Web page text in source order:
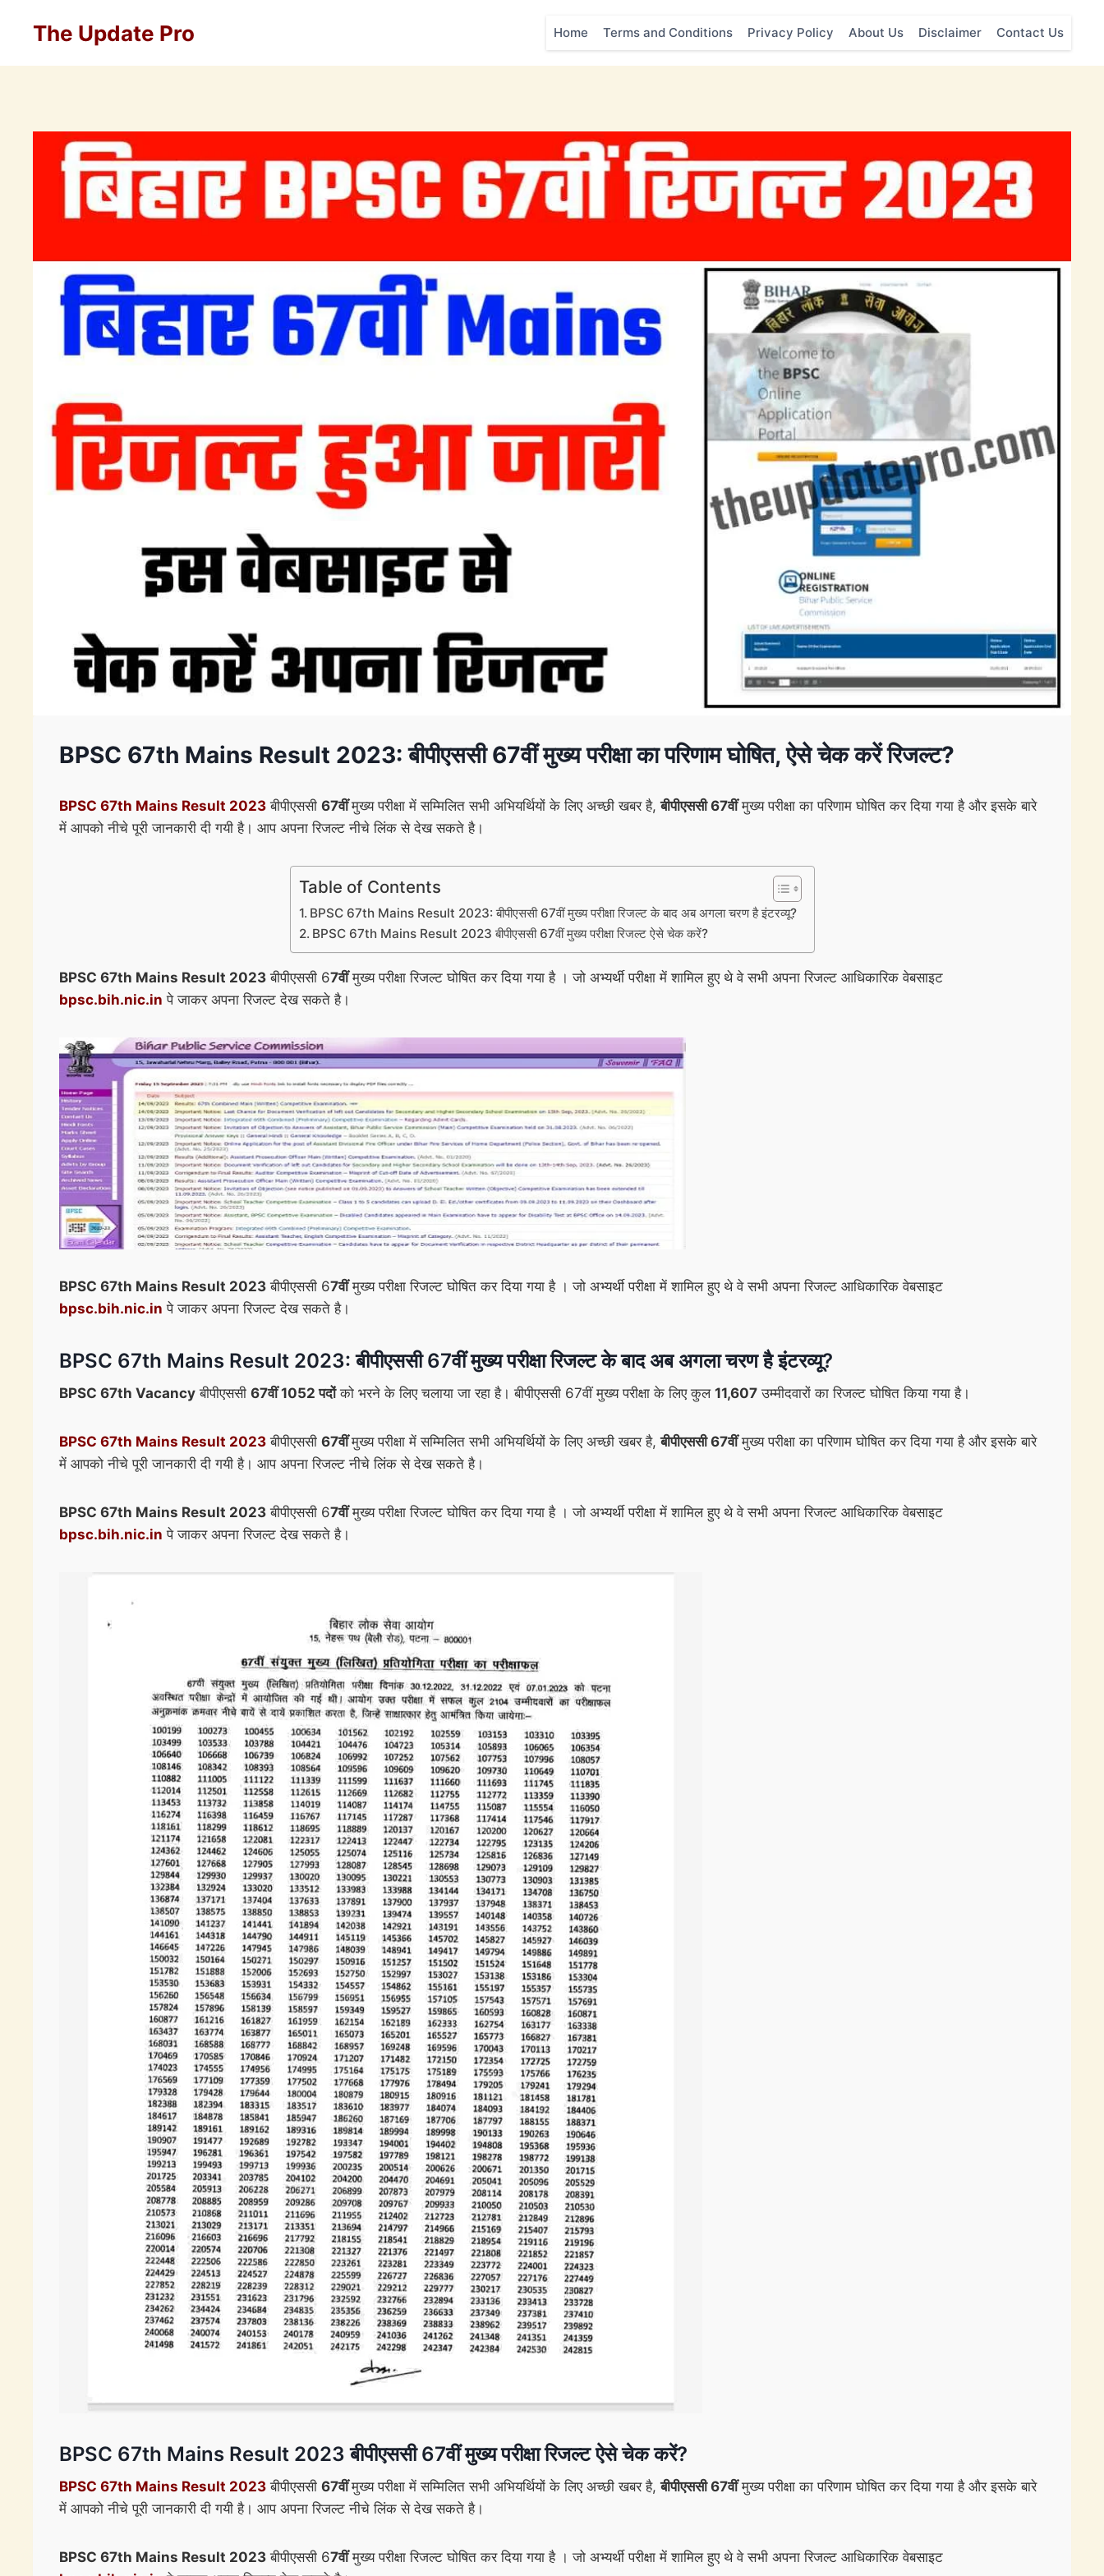
The Update Pro Home Terms and Conditions Privacy Policy About Us Disclaimer Contact Us
BPSC 67th Mains Result 2023: बीपीएससी 67वीं मुख्य परीक्षा का परिणाम घोषित, ऐसे चेक करें रिजल्ट?
BPSC 67th Mains Result 2023 बीपीएससी 67वींमुख्य परीक्षा में सम्मिलित सभी अभियर्थियों के लिए अच्छी खबर है,बीपीएससी 67वींमुख्य परीक्षा का परिणाम घोषित कर दिया गया है और इसके बारे
में आपको नीचे पूरी जानकारी दी गयी है। आप अपना रिजल्ट नीचे लिंक से देख सकते है।
Table of Contents
BPSC 67th Mains Result 2023: बीपीएससी 67वीं मुख्य परीक्षा रिजल्ट के बाद अब अगला चरण है इंटरव्यू?
BPSC 67th Mains Result 2023 बीपीएससी 67वीं मुख्य परीक्षा रिजल्ट ऐसे चेक करें?
BPSC 67th Mains Result 2023बीपीएससी 67वींमुख्य परीक्षा रिजल्ट घोषित कर दिया गया है । जो अभ्यर्थी परीक्षा में शामिल हुए थे वे सभी अपना रिजल्ट आधिकारिक वेबसाइट
bpsc.bih.nic.in पे जाकर अपना रिजल्ट देख सकते है।
BPSC 67th Mains Result 2023बीपीएससी 67वींमुख्य परीक्षा रिजल्ट घोषित कर दिया गया है । जो अभ्यर्थी परीक्षा में शामिल हुए थे वे सभी अपना रिजल्ट आधिकारिक वेबसाइट
bpsc.bih.nic.in पे जाकर अपना रिजल्ट देख सकते है।
BPSC 67th Mains Result 2023: बीपीएससी 67वीं मुख्य परीक्षा रिजल्ट के बाद अब अगला चरण है इंटरव्यू?
BPSC 67th Vacancyबीपीएससी 67वीं 1052 पदोंको भरने के लिए चलाया जा रहा है। बीपीएससी 67वीं मुख्य परीक्षा के लिए कुल 11,607उम्मीदवारों का रिजल्ट घोषित किया गया है।
BPSC 67th Mains Result 2023 बीपीएससी 67वींमुख्य परीक्षा में सम्मिलित सभी अभियर्थियों के लिए अच्छी खबर है,बीपीएससी 67वींमुख्य परीक्षा का परिणाम घोषित कर दिया गया है और इसके बारे
में आपको नीचे पूरी जानकारी दी गयी है। आप अपना रिजल्ट नीचे लिंक से देख सकते है।
BPSC 67th Mains Result 2023बीपीएससी 67वींमुख्य परीक्षा रिजल्ट घोषित कर दिया गया है । जो अभ्यर्थी परीक्षा में शामिल हुए थे वे सभी अपना रिजल्ट आधिकारिक वेबसाइट
bpsc.bih.nic.in पे जाकर अपना रिजल्ट देख सकते है।
BPSC 67th Mains Result 2023 बीपीएससी 67वीं मुख्य परीक्षा रिजल्ट ऐसे चेक करें?
BPSC 67th Mains Result 2023 बीपीएससी 67वींमुख्य परीक्षा में सम्मिलित सभी अभियर्थियों के लिए अच्छी खबर है,बीपीएससी 67वींमुख्य परीक्षा का परिणाम घोषित कर दिया गया है और इसके बारे
में आपको नीचे पूरी जानकारी दी गयी है। आप अपना रिजल्ट नीचे लिंक से देख सकते है।
BPSC 67th Mains Result 2023बीपीएससी 67वींमुख्य परीक्षा रिजल्ट घोषित कर दिया गया है । जो अभ्यर्थी परीक्षा में शामिल हुए थे वे सभी अपना रिजल्ट आधिकारिक वेबसाइट